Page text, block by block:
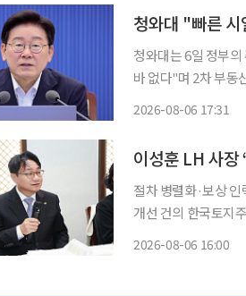
청와대 "빠른
청와대는 6일 정부
바 없다"며 2차 부동산
2026-08-06 17:31
이성훈 LH 사장
절차 병렬화·보상
개선 건의 한국토지주택공사(LH)가 주택 공급 속도를 높이기 위해 보상 절차를 대폭 단축한
2026-08-06 16:00